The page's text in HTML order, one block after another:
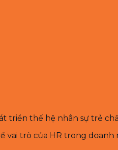
triển thế hệ nhân sự trẻ
vai trò của HR trong doanh